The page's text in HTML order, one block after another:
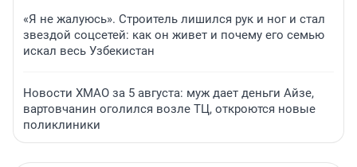
«Я не жалуюсь». Строитель лишился рук и ног и стал
звездой соцсетей: как он живет и почему его семью
искал весь Узбекистан
Новости ХМАО за 5 августа: муж дает деньги Айзе,
вартовчанин оголился возле ТЦ, откроются новые
поликлиники